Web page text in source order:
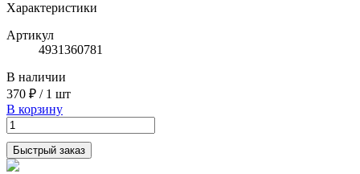
Характеристики
Артикул
4931360781
В наличии
370 ₽ / 1 шт
В корзину
Быстрый заказ